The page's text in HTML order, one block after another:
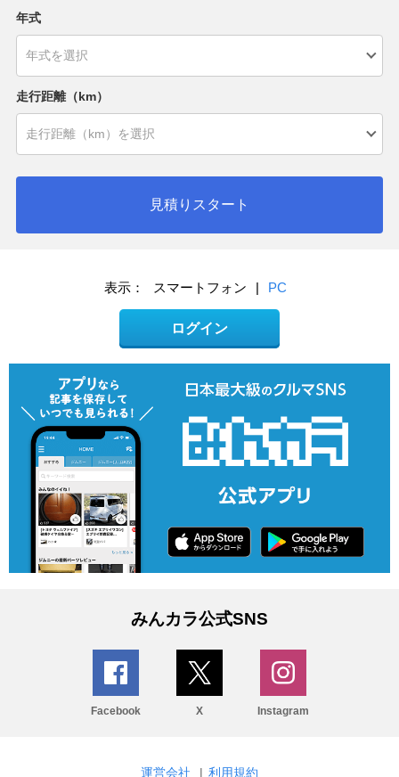
年式
走行距離（km）
見積りスタート
表示： スマートフォン | PC
ログイン
みんカラ公式SNS
Facebook X Instagram
運営会社 | 利用規約